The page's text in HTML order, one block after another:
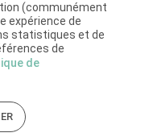
(communément
expérience de
statistiques et de
de
de